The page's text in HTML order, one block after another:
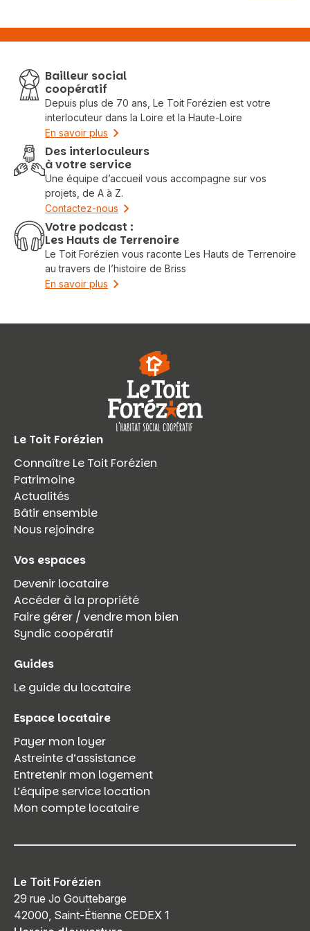
Bailleur social
coopératif
Depuis plus de 70 ans, Le Toit Forézien est votre
interlocuteur dans la Loire et la Haute-Loire
En savoir plus
Des interloculeurs
à votre service
Une équipe d’accueil vous accompagne sur vos
projets, de A à Z.
Contactez-nous
Votre podcast :
Les Hauts de Terrenoire
Le Toit Forézien vous raconte Les Hauts de Terrenoire
au travers de l’histoire de Briss
En savoir plus
Le Toit Forézien
Connaître Le Toit Forézien
Patrimoine
Actualités
Bâtir ensemble
Nous rejoindre
Vos espaces
Devenir locataire
Accéder à la propriété
Faire gérer / vendre mon bien
Syndic coopératif
Guides
Le guide du locataire
Espace locataire
Payer mon loyer
Astreinte d’assistance
Entretenir mon logement
L’équipe service location
Mon compte locataire
Le Toit Forézien
29 rue Jo Gouttebarge
42000, Saint-Étienne CEDEX 1